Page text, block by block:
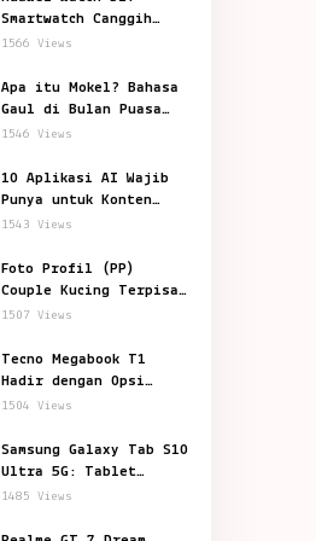
Smartwatch Canggih
Teknologi Kesehatan
1566 Views
Apa itu Mokel? Bahasa
Gaul di Bulan Puasa
yang Viral
1546 Views
10 Aplikasi AI Wajib
Punya untuk Konten
Marketing
1543 Views
Foto Profil (PP)
Couple Kucing Terpisah
Lucu Aesthetic
1507 Views
Tecno Megabook T1
Hadir dengan Opsi
Prosesor Baru
1504 Views
Samsung Galaxy Tab S10
Ultra 5G: Tablet
Canggih Fitur Terbaru
1485 Views